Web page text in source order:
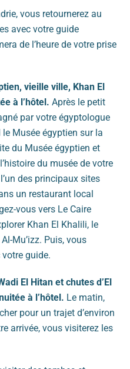
vous retournerez au
avec votre guide
de l’heure de votre prise
vieille ville, Khan El
à l’hôtel. Après le petit
par votre égyptologue
Musée égyptien sur la
du Musée égyptien et
du musée de votre
des principaux sites
un restaurant local
vous vers Le Caire
Khan El Khalili, le
Mu’izz. Puis, vous
guide.
El Hitan et chutes d’El
à l’hôtel. Le matin,
pour un trajet d’environ
arrivée, vous visiterez les